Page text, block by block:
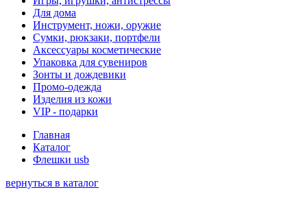
Для дома
Инструмент, ножи, оружие
Сумки, рюкзаки, портфели
Аксессуары косметические
Упаковка для сувениров
Зонты и дождевики
Промо-одежда
Изделия из кожи
VIP - подарки
Главная
Каталог
Флешки usb
вернуться в каталог